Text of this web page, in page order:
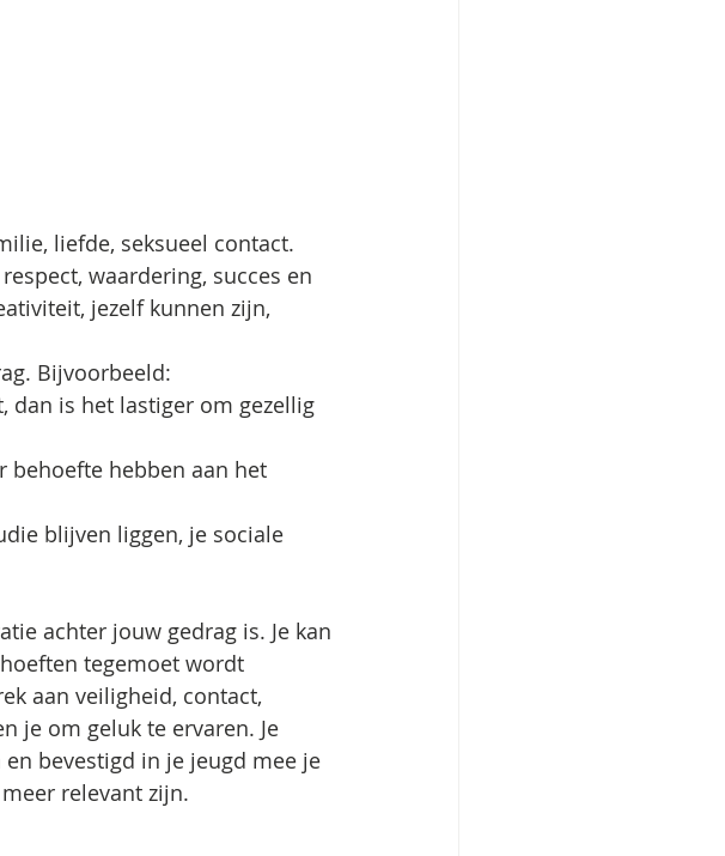
liefde, seksueel contact.
waardering, succes en
jezelf kunnen zijn,
Bijvoorbeeld:
dan is het lastiger om gezellig
behoefte hebben aan het
blijven liggen, je sociale
achter jouw gedrag is. Je kan
tegemoet wordt
aan veiligheid, contact,
je om geluk te ervaren. Je
bevestigd in je jeugd mee je
relevant zijn.